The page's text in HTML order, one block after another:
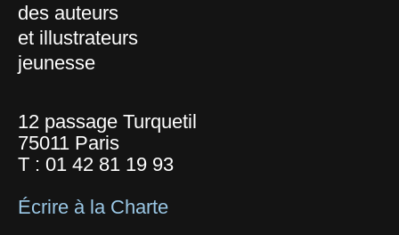
des auteurs
et illustrateurs
jeunesse
12 passage Turquetil
75011 Paris
T : 01 42 81 19 93
Écrire à la Charte